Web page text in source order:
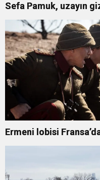
Sefa Pamuk, uzayın
Ermeni lobisi